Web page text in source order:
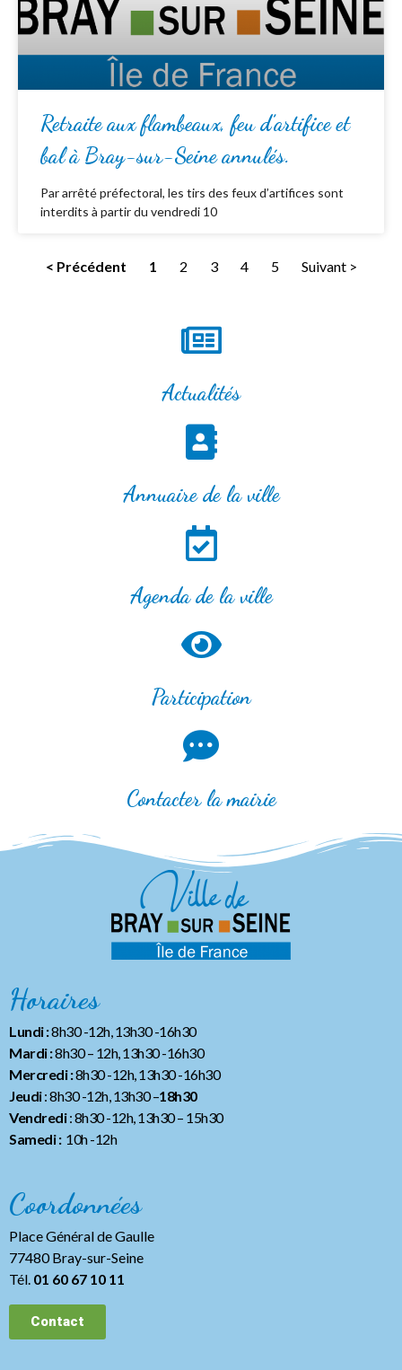
Retraite aux flambeaux, feu d’artifice et
bal à Bray-sur-Seine annulés.
Par arrêté préfectoral, les tirs des feux d’artifices sont
interdits à partir du vendredi 10
< Précédent 1 2 3 4 5 Suivant >
Actualités
Annuaire de la ville
Agenda de la ville
Participation
Contacter la mairie
Horaires
Lundi :8h30 -12h, 13h30 -16h30
Mardi :8h30 – 12h, 13h30 -16h30
Mercredi :8h30 -12h, 13h30 -16h30
Jeudi: 8h30 -12h, 13h30 –18h30
Vendredi: 8h30 -12h, 13h30– 15h30
Samedi :10h -12h
Coordonnées
Place Général de Gaulle
77480 Bray-sur-Seine
Tél. 01 60 67 10 11
Contact